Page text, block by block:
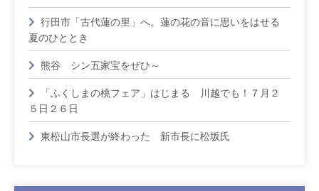
行田市「古代蓮の里」へ。蓮の花の音に思いをはせる
夏のひととき
熊谷 シン五家宝をぜひ～
「ふくしまの桃フェア」はじまる 川越でも！７月２
５日２６日
東松山市長選が終わった 新市長に松坂氏